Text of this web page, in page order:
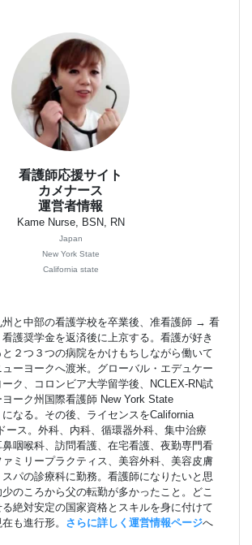
看護師応援サイト
カメナース
運営者情報
Kame Nurse, BSN, RN
Japan
New York State
California state
州と中部の看護学校を卒業後、准看護師 → 看
護奨学金を返済後に上京する。看護が好き
２つ３つの病院をかけもちしながら働いて
ューヨークへ渡米。グローバル・エデュケー
ク、コロンビア大学留学後、NCLEX-RN試
ーク州国際看護師 New York State
になる。その後、ライセンスをCalifornia
ース。外科、内科、循環器外科、集中治療
咽喉科、訪問看護、在宅看護、夜勤専門看
ミリープラクティス、美容外科、美容皮膚
パの診療科に勤務。看護師になりたいと思
のころから父の転勤が多かったこと。どこ
絶対安定の国家資格とスキルを身に付けて
も進行形。 さらに詳しく運営情報ページへ